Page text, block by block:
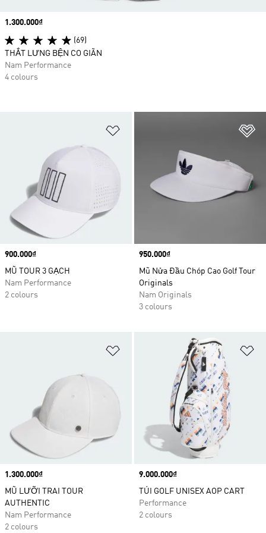
Price
900.000₫
MŨ TOUR 3 GẠCH
Nam Performance
2 colours
Price
950.000₫
Mũ Nửa Đầu Chóp Cao Golf Tour
Originals
Nam Originals
3 colours
Price
1.300.000₫
MŨ LƯỠI TRAI TOUR
AUTHENTIC
Nam Performance
2 colours
Price
9.000.000₫
TÚI GOLF UNISEX AOP CART
Performance
2 colours
Price
1.300.000₫
(69)
THẮT LƯNG BỆN CO GIÃN
Nam Performance
4 colours